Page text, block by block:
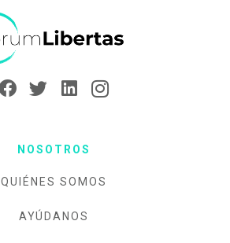
NOSOTROS
QUIÉNES SOMOS
AYÚDANOS